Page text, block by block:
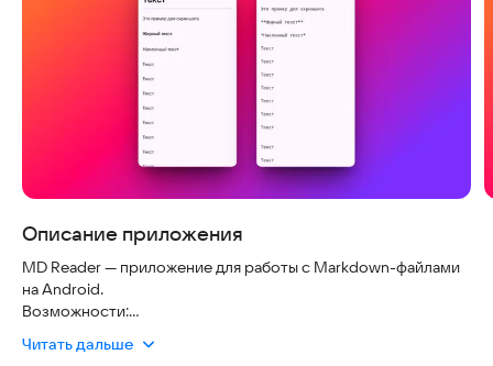
Описание приложения
MD Reader — приложение для работы с Markdown-файлами
на Android.
Возможности:
таблиц, списков и ссылок
Читать дальше